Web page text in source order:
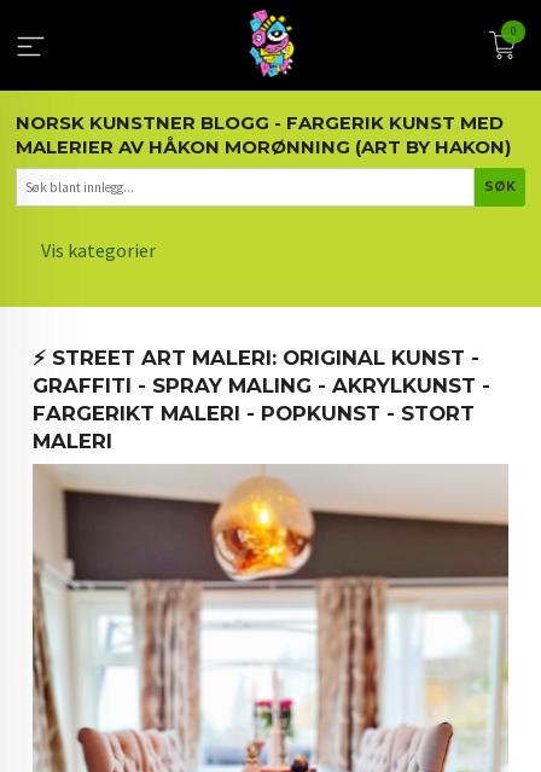
innholdet
0
NORSK KUNSTNER BLOGG - FARGERIK KUNST MED
MALERIER AV HÅKON MORØNNING (ART BY HAKON)
Vis kategorier
KUNST OG KUNSTNEREN
MALERIER BLOGG
ARTIKLER OM KUNST
KUNST INVESTERING
KUNSTSTILER
FARGETEORI
KJØP KUNST TIL SALGS
POP ART
⚡️ STREET ART MALERI: ORIGINAL KUNST -
GRAFFITI - SPRAY MALING - AKRYLKUNST -
FARGERIKT MALERI - POPKUNST - STORT
MALERI